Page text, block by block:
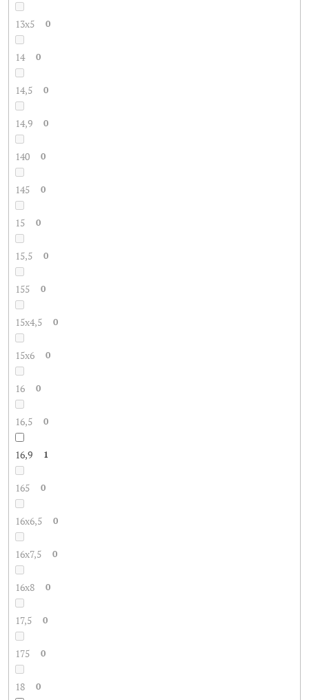
13x5 0
14 0
14,5 0
14,9 0
140 0
145 0
15 0
15,5 0
155 0
15x4,5 0
15x6 0
16 0
16,5 0
16,9 1
165 0
16x6,5 0
16x7,5 0
16x8 0
17,5 0
175 0
18 0